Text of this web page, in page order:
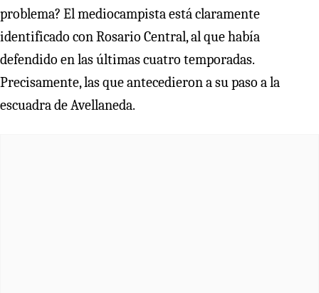
problema? El mediocampista está claramente
identificado con Rosario Central, al que había
defendido en las últimas cuatro temporadas.
Precisamente, las que antecedieron a su paso a la
escuadra de Avellaneda.